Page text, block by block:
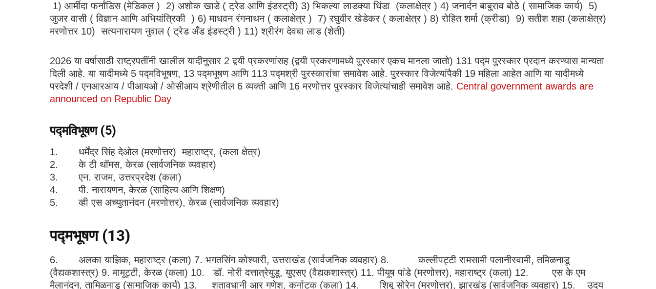
1) आर्मीदा फर्नांडिस (मेडिकल ) 2) अशोक खाडे ( ट्रेड आणि इंडस्ट्री) 3) भिकल्या लाडक्या धिंडा (कलाक्षेत्र ) 4) जनार्दन बाबुराव बोठे ( सामाजिक कार्य) 5)
जुजर वासी ( विज्ञान आणि अभियांत्रिकी ) 6) माधवन रंगनाथन ( कलाक्षेत्र ) 7) रघुवीर खेडेकर ( कलाक्षेत्र ) 8) रोहित शर्मा (क्रीडा) 9) सतीश शहा (कलाक्षेत्र)
मरणोत्तर 10) सत्यनारायण नुवाल ( ट्रेड अँड इंडस्ट्री ) 11) श्रीरंग देवबा लाड (शेती)
2026 या वर्षासाठी राष्ट्रपतींनी खालील यादीनुसार 2 द्वयी प्रकरणांसह (द्वयी प्रकरणामध्ये पुरस्कार एकच मानला जातो) 131 पद्म पुरस्कार प्रदान करण्यास मान्यता
दिली आहे. या यादीमध्ये 5 पद्मविभूषण, 13 पद्मभूषण आणि 113 पद्मश्री पुरस्कारांचा समावेश आहे. पुरस्कार विजेत्यांपैकी 19 महिला आहेत आणि या यादीमध्ये
परदेशी / एनआरआय / पीआयओ / ओसीआय श्रेणीतील 6 व्यक्ती आणि 16 मरणोत्तर पुरस्कार विजेत्यांचाही समावेश आहे. Central government awards are
announced on Republic Day
पद्मविभूषण (5)
1. धर्मेंद्र सिंह देओल (मरणोत्तर) महाराष्ट्र, (कला क्षेत्र)
2. के टी थॉमस, केरळ (सार्वजनिक व्यवहार)
3. एन. राजम, उत्तरप्रदेश (कला)
4. पी. नारायणन, केरळ (साहित्य आणि शिक्षण)
5. व्ही एस अच्युतानंदन (मरणोत्तर), केरळ (सार्वजनिक व्यवहार)
पद्मभूषण (13)
6. अलका याज्ञिक, महाराष्ट्र (कला) 7. भगतसिंग कोश्यारी, उत्तराखंड (सार्वजनिक व्यवहार) 8. कल्लीपट्टी रामसामी पलानीस्वामी, तमिळनाडू
(वैद्यकशास्त्र) 9. मामूट्टी, केरळ (कला) 10. डॉ. नोरी दत्तात्रेयुडू, युएसए (वैद्यकशास्त्र) 11. पीयूष पांडे (मरणोत्तर), महाराष्ट्र (कला) 12. एस के एम
मैलानंदन, तामिळनाडू (सामाजिक कार्य) 13. शतावधानी आर गणेश, कर्नाटक (कला) 14. शिबू सोरेन (मरणोत्तर), झारखंड (सार्वजनिक व्यवहार) 15. उदय